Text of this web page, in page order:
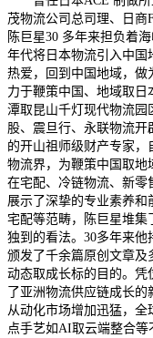
茂物流公司总司理、日商
陈巨星30 多年来担负着
年代将日本物流引入中国
热爱，回到中国地域，做
力于鞭策中国、地域取
潭取昆山千灯现代物流园
股、震旦行、永联物流
的开山祖师级财产专家，
物流界，为鞭策中国取地
在宅配、冷链物流、新零
展示了深挚的专业素养和
宅配等范畴，陈巨星堆集
独到的看法。30多年来
颁发了千余篇原创文章及
动态取成长标的目的。凭
了亚洲物流供应链成长
从动化市场增加迅猛，
点手艺如AI取云端整合